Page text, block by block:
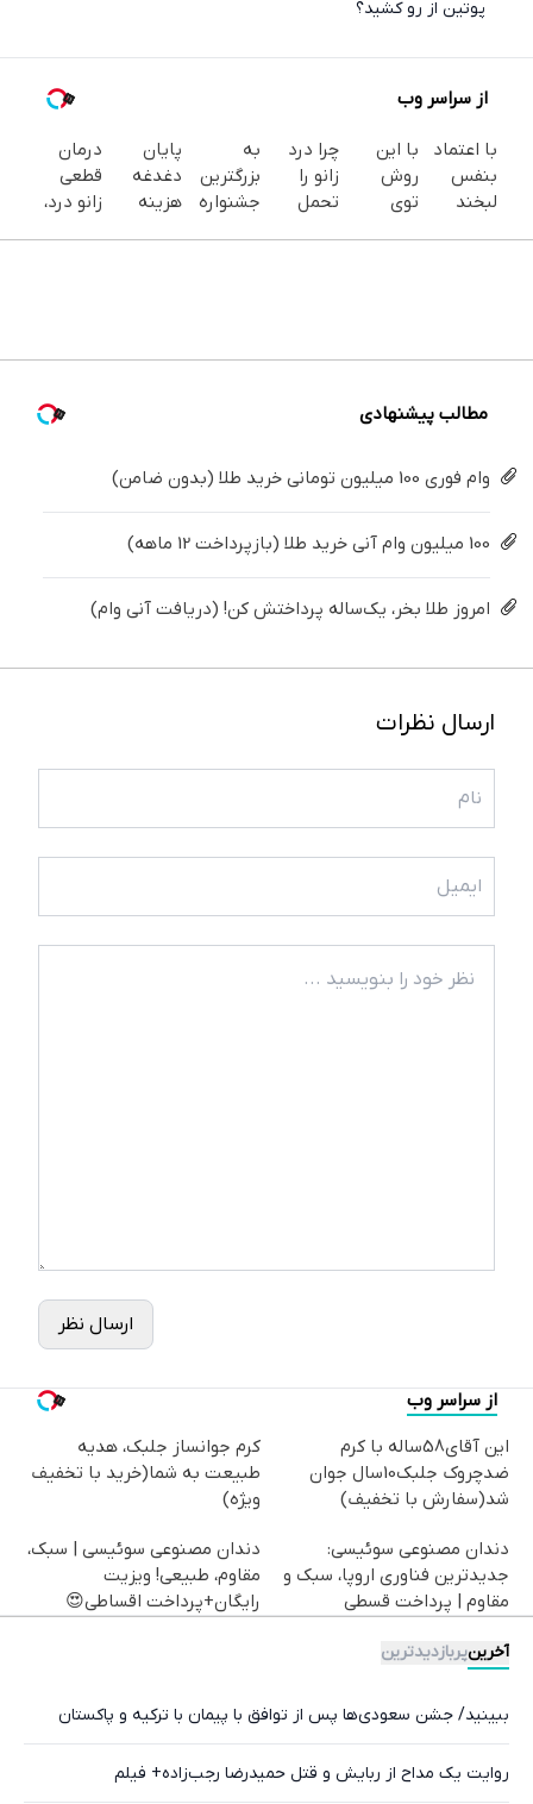
پوتین از رو کشید؟
از سراسر وب
با اعتماد
بنفس
لبخند
با این
روش
توی
چرا درد
زانو را
تحمل
کن
به
بزرگترین
جشنواره
پایان
دغدغه
هزینه
کننده
درمان
قطعی
زانو درد،
جراحی!
مطالب پیشنهادی
وام فوری 100 میلیون تومانی خرید طلا (بدون ضامن)
100 میلیون وام آنی خرید طلا (بازپرداخت 12 ماهه)
امروز طلا بخر، یک‌ساله پرداختش کن! (دریافت آنی وام)
ارسال نظرات
ارسال نظر
از سراسر وب
این آقای58ساله با کرم
ضدچروک جلبک10سال جوان
شد(سفارش با تخفیف)
کرم جوانساز جلبک، هدیه
طبیعت به شما(خرید با تخفیف
ویژه)
دندان مصنوعی سوئیسی:
جدیدترین فناوری اروپا، سبک و
مقاوم | پرداخت قسطی
دندان مصنوعی سوئیسی | سبک،
مقاوم، طبیعی! ویزیت
رایگان+پرداخت اقساطی😍
آخرینپربازدیدترین
ببینید/ جشن سعودی‌ها پس از توافق با پیمان با ترکیه و پاکستان
روایت یک مداح از ربایش و قتل حمیدرضا رجب‌زاده+ فیلم